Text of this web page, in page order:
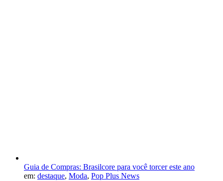
Guia de Compras: Brasilcore para você torcer este ano
em: destaque, Moda, Pop Plus News